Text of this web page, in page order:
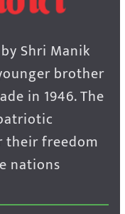
Shri Manik
brother
in 1946. The
freedom
nations